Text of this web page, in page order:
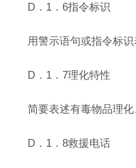
D．1．6指令标识
用警示语句或指令标
D．1．7理化特性
简要表述有毒物品理化
D．1．8救援电话